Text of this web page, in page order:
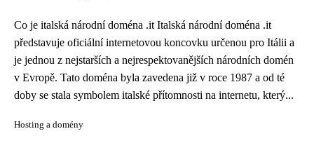
Co je italská národní doména .it Italská národní doména .it
představuje oficiální internetovou koncovku určenou pro Itálii a
je jednou z nejstarších a nejrespektovanějších národních domén
v Evropě. Tato doména byla zavedena již v roce 1987 a od té
doby se stala symbolem italské přítomnosti na internetu, který...
Hosting a domény